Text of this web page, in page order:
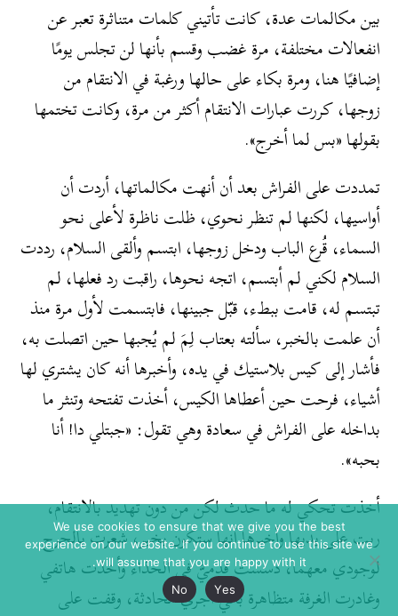
بين مكالمات عدة، كانت تأتيني كلمات متناثرة تعبر عن
انفعالات مختلفة، مرة غضب وقسم بأنها لن تجلس يومًا
إضافيًا هنا، ومرة بكاء على حالها ورغبة في الانتقام من
زوجها، كررت عبارات الانتقام أكثر من مرة، وكانت تختمها
بقولها «بس لما أخرج».
تمددت على الفراش بعد أن أنهت مكالماتها، أردت أن
أواسيها، لكنها لم تنظر نحوي، ظلت ناظرة لأعلى نحو
السماء، قُرع الباب ودخل زوجها، ابتسم وألقى السلام، رددت
السلام لكني لم أبتسم، اتجه نحوها، راقبت رد فعلها، لم
تبتسم له، قامت ببطء، قبّل جبينها، فابتسمت لأول مرة منذ
أن علمت بالخبر، سألته بعتاب لِمَ لم يُجبها حين اتصلت به،
فأشار إلى كيس بلاستيك في يده، وأخبرها أنه كان يشتري لها
أشياء، فرحت حين أعطاها الكيس، أخذت تفتحه وتنثر ما
بداخله على الفراش في سعادة وهي تقول: «جبتلي دا! أنا
بحبه».
أخذت تحكي له ما حدث لكن من دون تهديد بالانتقام،
ربت على يديها وأخبرها أنها ستكون بخير، شعرت بالحرج
لوجودي معهما، دسست قدميَّ في الحذاء وأخذت هاتفي
وغادرت الغرفة متظاهرة بأني أجري محادثة، وقفت على
We use cookies to ensure that we give you the best
experience on our website. If you continue to use this site we
will assume that you are happy with it.
Yes
No